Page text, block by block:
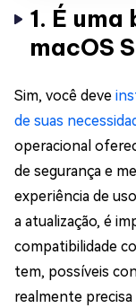
1. É
macOS
Sim, você deve
de suas
operacional
de segurança e
experiência de
a atualização, é
compatibilidade
tem, possíveis
realmente